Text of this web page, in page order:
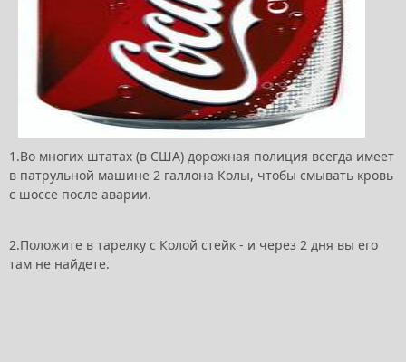
1.Во многих штатах (в США) дорожная полиция всегда имеет
в патрульной машине 2 галлона Колы, чтобы смывать кровь
с шоссе после аварии.
2.Положите в тарелку с Колой стейк - и через 2 дня вы его
там не найдете.